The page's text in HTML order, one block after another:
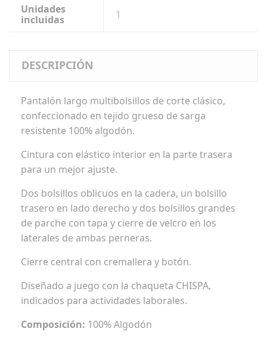
Unidades
incluidas
1
DESCRIPCIÓN
Pantalón largo multibolsillos de corte clásico,
confeccionado en tejido grueso de sarga
resistente 100% algodón.
Cintura con elástico interior en la parte trasera
para un mejor ajuste.
Dos bolsillos oblicuos en la cadera, un bolsillo
trasero en lado derecho y dos bolsillos grandes
de parche con tapa y cierre de velcro en los
laterales de ambas perneras.
Cierre central con cremallera y botón.
Diseñado a juego con la chaqueta CHISPA,
indicados para actividades laborales.
Composición: 100% Algodón